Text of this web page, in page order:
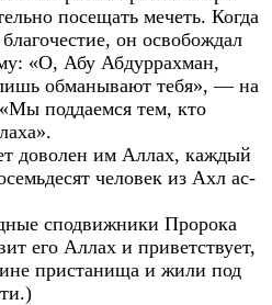
посещать мечеть. Когда
он освобождал
«О, Абу Абдуррахман,
обманывают тебя», — на
поддаемся тем, кто
доволен им Аллах, каждый
человек из Ахл ас-
сподвижники Пророка
его Аллах и приветствует,
пристанища и жили под